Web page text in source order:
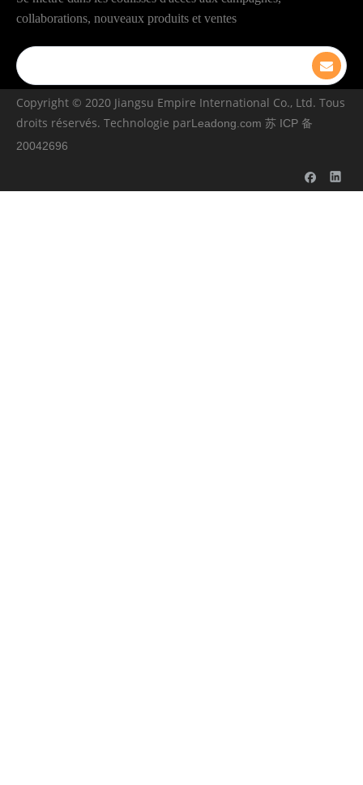
collaborations, nouveaux produits et ventes
Copyright © ️2020 Jiangsu Empire International Co., Ltd. Tous
droits réservés. Technologie parLeadong.com 苏 ICP 备
20042696